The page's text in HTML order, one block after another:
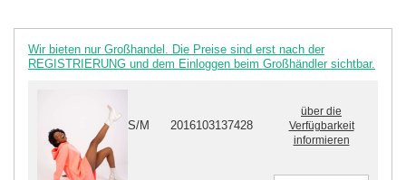
Wir bieten nur Großhandel. Die Preise sind erst nach der
REGISTRIERUNG und dem Einloggen beim Großhändler sichtbar.
S/M 2016103137428
über die
Verfügbarkeit
informieren